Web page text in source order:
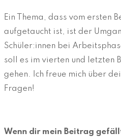
Ein Thema, dass vom ersten
aufgetaucht ist, ist der
Schüler:innen bei
soll es im vierten und letzten
gehen. Ich freue mich über
Fragen!
Wenn dir mein Beitrag